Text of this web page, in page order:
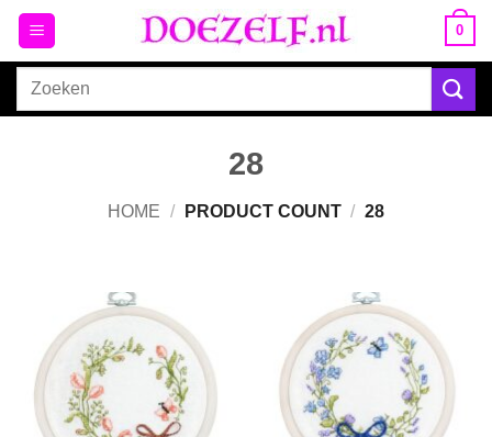
Ga
naar
inhoud
0
Zoeken
28
HOME / PRODUCT COUNT / 28